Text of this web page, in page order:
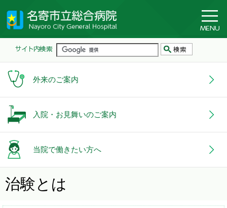
外来のご案内
入院・お見舞いのご案内
当院で働きたい方へ
治験とは